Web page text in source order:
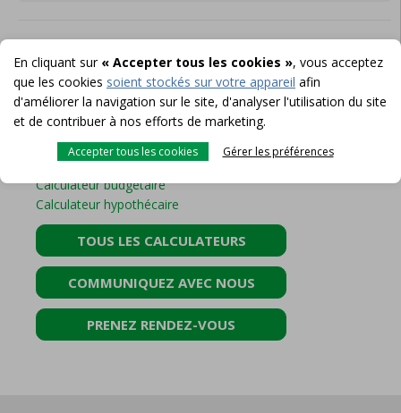
En cliquant sur « Accepter tous les cookies », vous acceptez
que les cookies soient stockés sur votre appareil afin
d'améliorer la navigation sur le site, d'analyser l'utilisation du site
et de contribuer à nos efforts de marketing.
Accepter tous les cookies Gérer les préférences
POUR PLUS D'INFORMATION
Calculateur budgétaire
Calculateur hypothécaire
TOUS LES CALCULATEURS
COMMUNIQUEZ AVEC NOUS
PRENEZ RENDEZ-VOUS